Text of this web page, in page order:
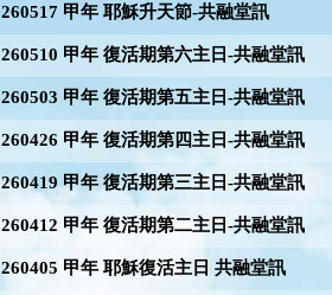
甲年 耶穌升天節-共融堂訊
甲年 復活期第六主日-共融堂訊
甲年 復活期第五主日-共融堂訊
甲年 復活期第四主日-共融堂訊
甲年 復活期第三主日-共融堂訊
甲年 復活期第二主日-共融堂訊
甲年 耶穌復活主日 共融堂訊